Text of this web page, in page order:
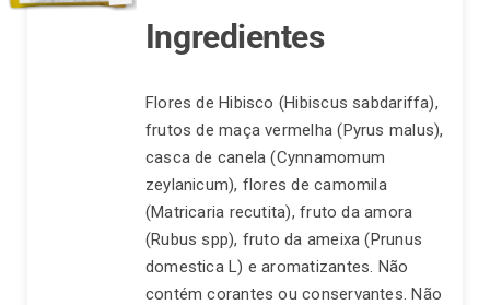
Ingredientes
Flores de Hibisco (Hibiscus sabdariffa),
frutos de maça vermelha (Pyrus malus),
casca de canela (Cynnamomum
zeylanicum), flores de camomila
(Matricaria recutita), fruto da amora
(Rubus spp), fruto da ameixa (Prunus
domestica L) e aromatizantes. Não
contém corantes ou conservantes. Não